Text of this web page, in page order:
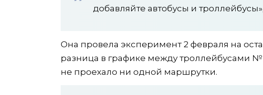
добавляйте автобусы и
Она провела эксперимент 2 февраля на
разница в графике между троллейбусами №
не проехало ни одной маршрутки.